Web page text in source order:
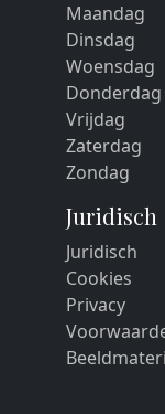
Maandag
Dinsdag
Woensdag
Donderdag
Vrijdag
Zaterdag
Zondag
Juridisch
Juridisch
Cookies
Privacy